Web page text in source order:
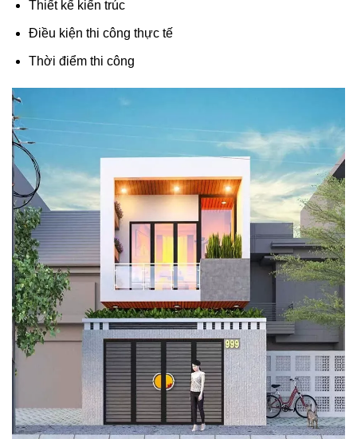
Thiết kế kiến trúc
Điều kiện thi công thực tế
Thời điểm thi công